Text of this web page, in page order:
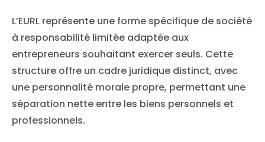
L’EURL représente une forme spécifique de société
à responsabilité limitée adaptée aux
entrepreneurs souhaitant exercer seuls. Cette
structure offre un cadre juridique distinct, avec
une personnalité morale propre, permettant une
séparation nette entre les biens personnels et
professionnels.